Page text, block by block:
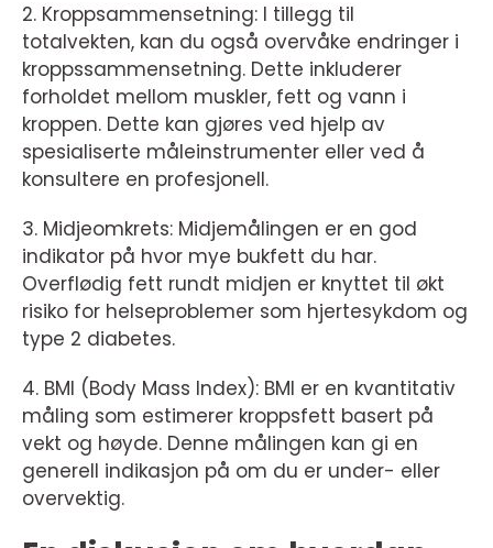
2. Kroppsammensetning: I tillegg til
totalvekten, kan du også overvåke endringer i
kroppssammensetning. Dette inkluderer
forholdet mellom muskler, fett og vann i
kroppen. Dette kan gjøres ved hjelp av
spesialiserte måleinstrumenter eller ved å
konsultere en profesjonell.
3. Midjeomkrets: Midjemålingen er en god
indikator på hvor mye bukfett du har.
Overflødig fett rundt midjen er knyttet til økt
risiko for helseproblemer som hjertesykdom og
type 2 diabetes.
4. BMI (Body Mass Index): BMI er en kvantitativ
måling som estimerer kroppsfett basert på
vekt og høyde. Denne målingen kan gi en
generell indikasjon på om du er under- eller
overvektig.